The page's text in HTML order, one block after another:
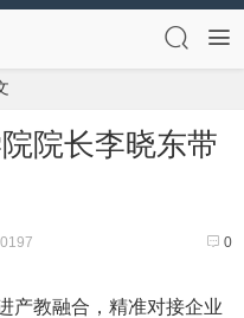
院长李晓东带
0
产教融合，精准对接企业